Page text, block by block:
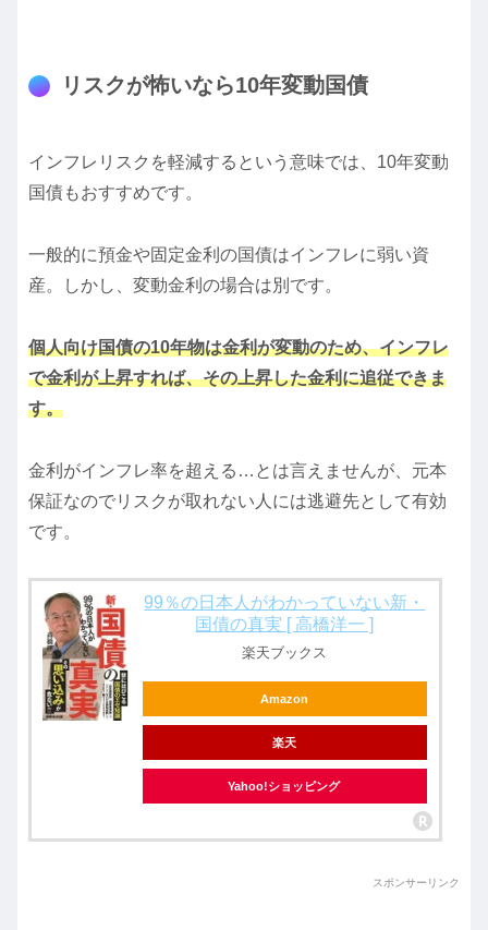
リスクが怖いなら10年変動国債
インフレリスクを軽減するという意味では、10年変動
国債もおすすめです。
一般的に預金や固定金利の国債はインフレに弱い資
産。しかし、変動金利の場合は別です。
個人向け国債の10年物は金利が変動のため、インフレ
で金利が上昇すれば、その上昇した金利に追従できま
す。
金利がインフレ率を超える…とは言えませんが、元本
保証なのでリスクが取れない人には逃避先として有効
です。
99％の日本人がわかっていない新・
国債の真実 [ 高橋洋一 ]
楽天ブックス
Amazon
楽天
Yahoo!ショッピング
スポンサーリンク